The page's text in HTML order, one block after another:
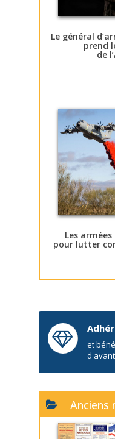
Le général
prend
de
Les
pour lutter
et
Anciens